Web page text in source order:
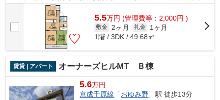
を利用できる物件です。株式会社ネイテ...
5.5万円 (管理費等：2,000円 )
敷金 2ヶ月 礼金
1ヶ月
1階 / 3DK / 49.68㎡
賃貸 | アパート オーナーズヒルMT Ｂ棟
5.6万円
京成千原線 「おゆみ野 」駅 徒歩13分